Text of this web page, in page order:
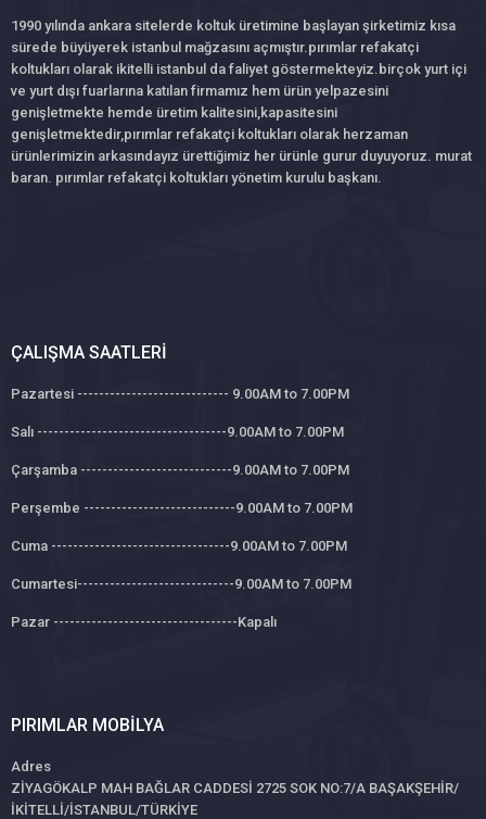
1990 yılında ankara sitelerde koltuk üretimine başlayan şirketimiz kısa
sürede büyüyerek istanbul mağzasını açmıştır.pırımlar refakatçi
koltukları olarak ikitelli istanbul da faliyet göstermekteyiz.birçok yurt içi
ve yurt dışı fuarlarına katılan firmamız hem ürün yelpazesini
genişletmekte hemde üretim kalitesini,kapasitesini
genişletmektedir,pırımlar refakatçi koltukları olarak herzaman
ürünlerimizin arkasındayız ürettiğimiz her ürünle gurur duyuyoruz. murat
baran. pırımlar refakatçi koltukları yönetim kurulu başkanı.
ÇALIŞMA SAATLERI
Pazartesi ---------------------------- 9.00AM to 7.00PM
Salı -----------------------------------9.00AM to 7.00PM
Çarşamba ----------------------------9.00AM to 7.00PM
Perşembe ----------------------------9.00AM to 7.00PM
Cuma ---------------------------------9.00AM to 7.00PM
Cumartesi-----------------------------9.00AM to 7.00PM
Pazar ----------------------------------Kapalı
PIRIMLAR MOBILYA
Adres
ZİYAGÖKALP MAH BAĞLAR CADDESİ 2725 SOK NO:7/A BAŞAKŞEHİR/
İKİTELLİ/İSTANBUL/TÜRKİYE